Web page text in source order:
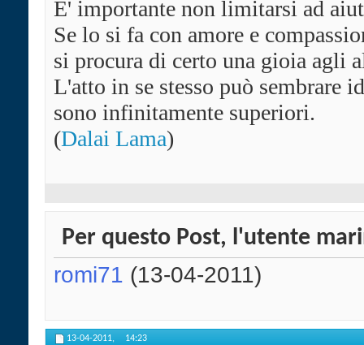
E' importante non limitarsi ad
Se lo si fa con amore e
si procura di certo una gioia agli
L'atto in se stesso può sembrare
sono infinitamente superiori.
(Dalai Lama)
Per questo Post, l'utente
romi71 (13-04-2011)
13-04-2011, 14:23